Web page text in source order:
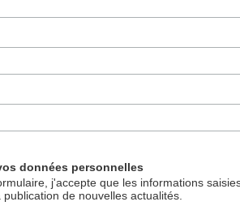
données personnelles
j'accepte que les informations
de nouvelles actualités.